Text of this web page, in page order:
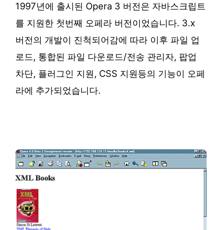
1997년에 출시된 Opera 3 버전은 자바스크립트
를 지원한 첫번째 오페라 버전이었습니다. 3.x
버전의 개발이 진척되어감에 따라 이후 파일 업
로드, 통합된 파일 다운로드/전송 관리자, 팝업
차단, 플러그인 지원, CSS 지원등의 기능이 오페
라에 추가되었습니다.